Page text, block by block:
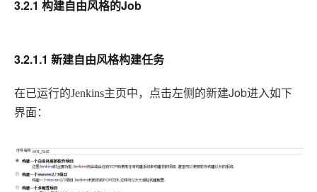
3.2.1 构建自由风格的Job
3.2.1.1 新建自由风格构建任务
在已运行的Jenkins主页中，点击左侧的新建Job进入如下
界面：